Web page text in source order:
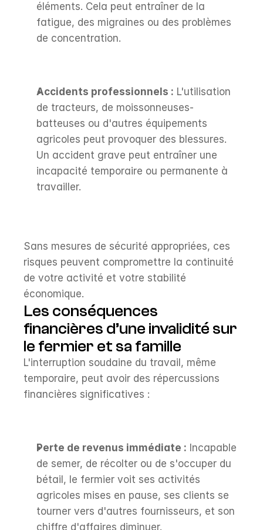
éléments. Cela peut entraîner de la
fatigue, des migraines ou des problèmes
de concentration.
Accidents professionnels : L'utilisation
de tracteurs, de moissonneuses-
batteuses ou d'autres équipements
agricoles peut provoquer des blessures.
Un accident grave peut entraîner une
incapacité temporaire ou permanente à
travailler.
Sans mesures de sécurité appropriées, ces
risques peuvent compromettre la continuité
de votre activité et votre stabilité
économique.
Les conséquences
financières d’une invalidité sur
le fermier et sa famille
L'interruption soudaine du travail, même
temporaire, peut avoir des répercussions
financières significatives :
Perte de revenus immédiate : Incapable
de semer, de récolter ou de s'occuper du
bétail, le fermier voit ses activités
agricoles mises en pause, ses clients se
tourner vers d'autres fournisseurs, et son
chiffre d'affaires diminuer.